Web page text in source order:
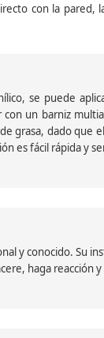
con la pared,
se puede
un barniz
grasa, dado que
es fácil rápida y
y conocido. Su
haga reacción